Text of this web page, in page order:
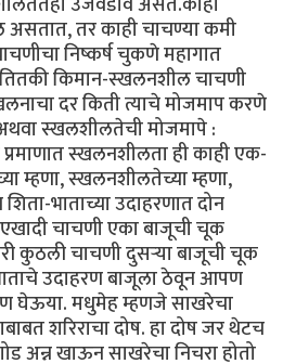
तर काही चाचण्या कमी
निष्कर्ष चुकणे महागात
किमान-स्खलनशील चाचणी
दर किती त्याचे मोजमाप करणे
स्खलशीलतेची मोजमापे :
स्खलनशीलता ही काही एक-
म्हणा, स्खलनशीलतेच्या म्हणा,
भाताच्या उदाहरणात दोन
चाचणी एका बाजूची चूक
कुठली चाचणी दुसर्‍या बाजूची चूक
उदाहरण बाजूला ठेवून आपण
घेऊया. मधुमेह म्हणजे साखरेचा
शरिराचा दोष. हा दोष जर थेटच
अन्न खाऊन साखरेचा निचरा होतो